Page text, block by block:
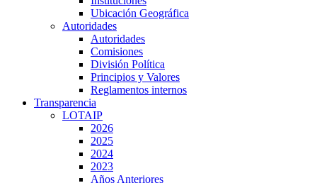
Ubicación Geográfica
Autoridades
Autoridades
Comisiones
División Política
Principios y Valores
Reglamentos internos
Transparencia
LOTAIP
2026
2025
2024
2023
Años Anteriores